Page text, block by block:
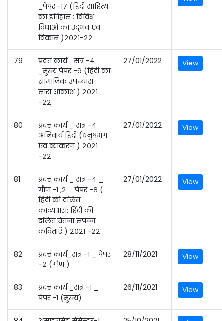
_पेपर -१७ (हिंदी साहित्य
का इतिहास : विविध
विधाओं का उद्भव एवं
विकास )२०२१-२२
79
प्रदत्त कार्य _सत्र -४
_मुख्य पेपर -९ (हिंदी का
सामाजिक उपन्यास :
सारा आकाश ) २०२१
-२२
27/01/2022 View
80
प्रदत्त कार्य _ सत्र -४
अनिवार्य हिंदी (धनुषभंग
एवं व्याकरण ) २०२१
-२२
27/01/2022 View
81
प्रदत्त कार्य _ सत्र -४ _
गौण -१ ,२ _ पेपर -८ (
हिंदी की दलित
काव्यधारा: हिंदी की
दलित चेतना संपन्न
कविताएँ ) २०२१ -२२
27/01/2022 View
82
प्रदत्त कार्य_सत्र -१ _ पेपर
-२ (गौण )
28/11/2021 View
83
प्रदत्त कार्य _सत्र -१ _
पेपर -१ (मुख्य)
26/11/2021 View